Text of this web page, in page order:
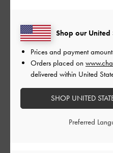
ご利用者様
サイズピッタリ
めちゃかわいいしすき
Shop our United
Prices and payment
Orders placed on
delivered within United
SHOP UNITED
Preferred